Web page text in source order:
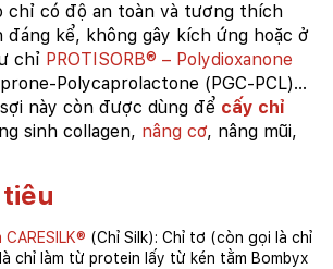
chỉ có độ an toàn và tương thích
đáng kể, không gây kích ứng hoặc ở
chỉ PROTISORB® – Polydioxanone
Polycaprolactone (PGC-PCL)…
này còn được dùng để cấy chỉ
sinh collagen, nâng cơ, nâng mũi,
(Chỉ Silk): Chỉ tơ (còn gọi là chỉ
là chỉ làm từ protein lấy từ kén tằm Bombyx